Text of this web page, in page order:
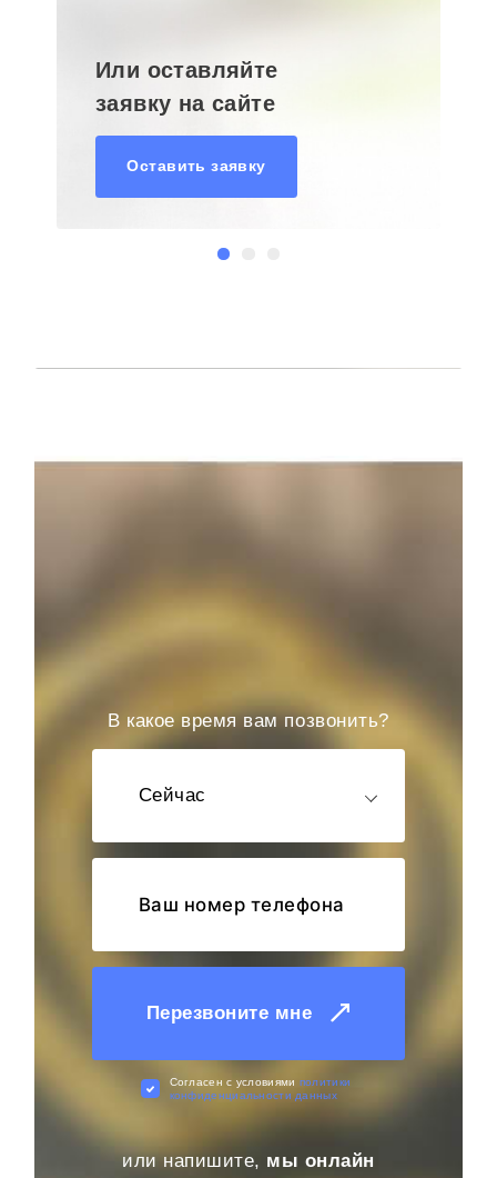
Или оставляйте
заявку на сайте
Оставить заявку
В какое время вам позвонить?
Сейчас
Перезвоните мне
Cогласен с условиями политики
конфиденциальности данных
или напишите, мы онлайн